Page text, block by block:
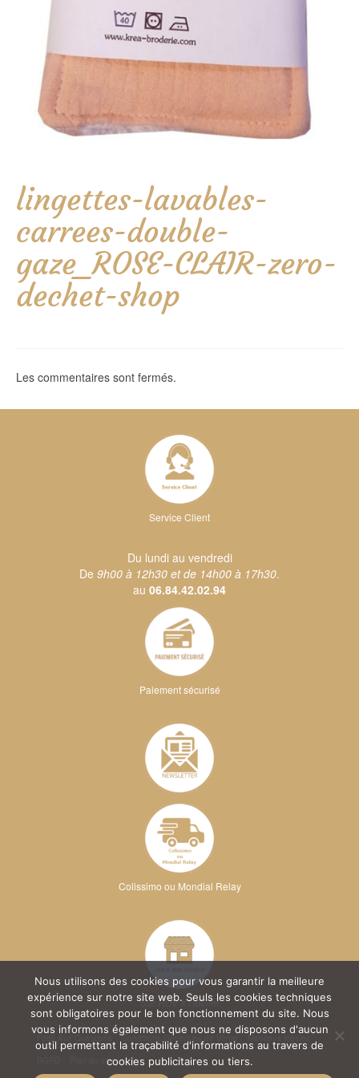
lingettes-lavables-
carrees-double-
gaze_ROSE-CLAIR-zero-
dechet-shop
Les commentaires sont fermés.
Service Client
Du lundi au vendredi
De 9h00 à 12h30 et de 14h00 à 17h30.
au 06.84.42.02.94
Paiement sécurisé
Colissimo ou Mondial Relay
Sur RDV à l'atelier
Conditions Générales de Vente
Mentions légales
Plan du site
Nous utilisons des cookies pour vous garantir la meilleure
expérience sur notre site web. Seuls les cookies techniques
sont obligatoires pour le bon fonctionnement du site. Nous
vous informons également que nous ne disposons d'aucun
outil permettant la traçabilité d'informations au travers de
cookies publicitaires ou tiers.